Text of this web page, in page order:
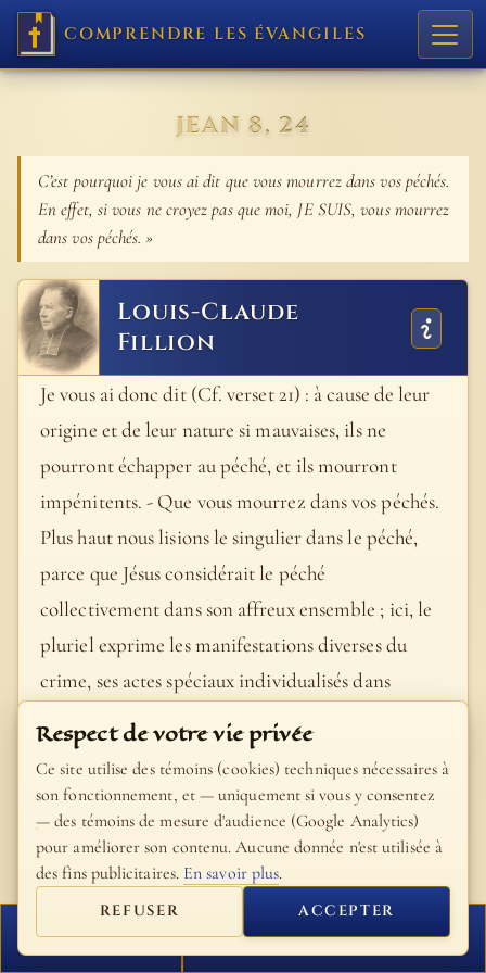
COMPRENDRE LES ÉVANGILES
JEAN 8, 24
C’est pourquoi je vous ai dit que vous mourrez dans vos péchés.
En effet, si vous ne croyez pas que moi, JE SUIS, vous mourrez
dans vos péchés. »
Louis-Claude
Fillion
Je vous ai donc dit (Cf. verset 21) : à cause de leur
origine et de leur nature si mauvaises, ils ne
pourront échapper au péché, et ils mourront
impénitents. - Que vous mourrez dans vos péchés.
Plus haut nous lisions le singulier dans le péché,
parce que Jésus considérait le péché
collectivement dans son affreux ensemble ; ici, le
pluriel exprime les manifestations diverses du
crime, ses actes spéciaux individualisés dans
chaque homme. - Car si vous ne … Notre-Seigneur
explique sa pensée. Il n’était que trop en droit de
parler comme il venait de le faire, car il ne restait
à ses ennemis qu’une seule ressource pour obtenir
le pardon de leurs péchés, et ils semblaient si peu
disposés à en profiter. - Vous ne croyez pas à ce
que je suis. Cette unique ressource, c’était la foi à
son caractère messianique, à sa divinité. - Vous
FERMER PROCHAIN VERSET
Respect de votre vie privée
Ce site utilise des témoins (cookies) techniques nécessaires à
son fonctionnement, et — uniquement si vous y consentez
— des témoins de mesure d'audience (Google Analytics)
pour améliorer son contenu. Aucune donnée n'est utilisée à
des fins publicitaires. En savoir plus.
REFUSER ACCEPTER